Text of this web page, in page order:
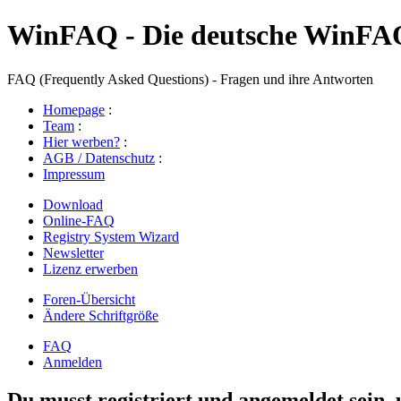
WinFAQ - Die deutsche
FAQ (Frequently Asked Questions) - Fragen und ihre Antworten
Homepage :
Team :
Hier werben? :
AGB / Datenschutz :
Impressum
Download
Online-FAQ
Registry System Wizard
Newsletter
Lizenz erwerben
Foren-Übersicht
Ändere Schriftgröße
FAQ
Anmelden